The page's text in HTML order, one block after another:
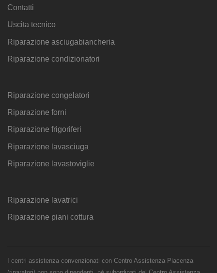
Contatti
Uscita tecnico
Riparazione asciugabiancheria
Riparazione condizionatori
Riparazione congelatori
Riparazione forni
Riparazione frigoriferi
Riparazione lavasciuga
Riparazione lavastoviglie
Riparazione lavatrici
Riparazione piani cottura
I centri assistenza convenzionati con Centro Assistenza Piacenza